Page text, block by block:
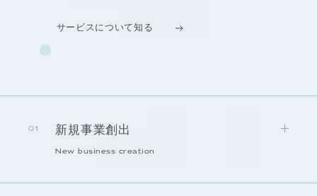
サービスについて知る
01 新規事業創出
New business creation